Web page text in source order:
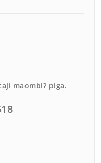
maombi? piga.